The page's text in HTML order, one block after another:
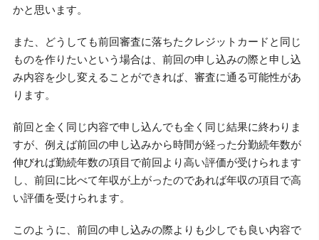
かと思います。
また、どうしても前回審査に落ちたクレジットカードと同じ
ものを作りたいという場合は、前回の申し込みの際と申し込
み内容を少し変えることができれば、審査に通る可能性があ
ります。
前回と全く同じ内容で申し込んでも全く同じ結果に終わりま
すが、例えば前回の申し込みから時間が経った分勤続年数が
伸びれば勤続年数の項目で前回より高い評価が受けられます
し、前回に比べて年収が上がったのであれば年収の項目で高
い評価を受けられます。
このように、前回の申し込みの際よりも少しでも良い内容で